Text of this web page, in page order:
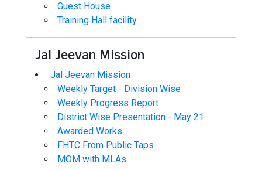
Guest House
Training Hall facility
Jal Jeevan Mission
Jal Jeevan Mission
Weekly Target - Division Wise
Weekly Progress Report
District Wise Presentation - May 21
Awarded Works
FHTC From Public Taps
MOM with MLAs